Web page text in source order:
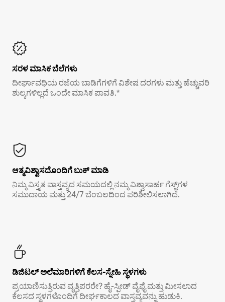
ಸರಳ ಮಾಸಿಕ ಬೆಲೆಗಳು
ದೀರ್ಘಾವಧಿಯ ರಜೆಯ ಬಾಡಿಗೆಗಳಿಗೆ ವಿಶೇಷ ದರಗಳು ಮತ್ತು ಹೆಚ್ಚುವರಿ
ಶುಲ್ಕಗಳಿಲ್ಲದೆ ಒಂದೇ ಮಾಸಿಕ ಪಾವತಿ.*
ಆತ್ಮವಿಶ್ವಾಸದೊಂದಿಗೆ ಬುಕ್ ಮಾಡಿ
ನಿಮ್ಮ ವಿಸ್ತೃತ ವಾಸ್ತವ್ಯದ ಸಮಯದಲ್ಲಿ ನಮ್ಮ ವಿಶ್ವಾಸಾರ್ಹ ಗೆಸ್ಟ್‌ಗಳ
ಸಮುದಾಯ ಮತ್ತು 24/7 ಬೆಂಬಲದಿಂದ ಪರಿಶೀಲಿಸಲಾಗಿದೆ.
ಡಿಜಿಟಲ್ ಅಲೆಮಾರಿಗಳಿಗೆ ಕೆಲಸ-ಸ್ನೇಹಿ ಸ್ಥಳಗಳು
ಪ್ರಯಾಣಿಸುತ್ತಿರುವ ವೃತ್ತಿಪರರೇ? ಹೈ-ಸ್ಪೀಡ್ ವೈಫೈ ಮತ್ತು ಮೀಸಲಾದ
ಕೆಲಸದ ಸ್ಥಳಗಳೊಂದಿಗೆ ದೀರ್ಘಕಾಲದ ವಾಸ್ತವ್ಯವನ್ನು ಹುಡುಕಿ.